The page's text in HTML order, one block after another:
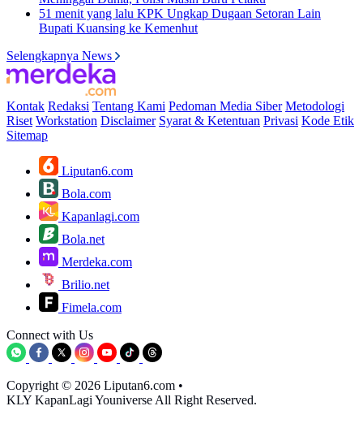
51 menit yang lalu KPK Ungkap Dugaan Setoran Lain
Bupati Kuansing ke Kemenhut
Selengkapnya News
Kontak Redaksi Tentang Kami Pedoman Media Siber Metodologi
Riset Workstation Disclaimer Syarat & Ketentuan Privasi Kode Etik
Sitemap
Liputan6.com
Bola.com
Kapanlagi.com
Bola.net
Merdeka.com
Brilio.net
Fimela.com
Connect with Us
Copyright © 2026 Liputan6.com •
KLY KapanLagi Youniverse All Right Reserved.